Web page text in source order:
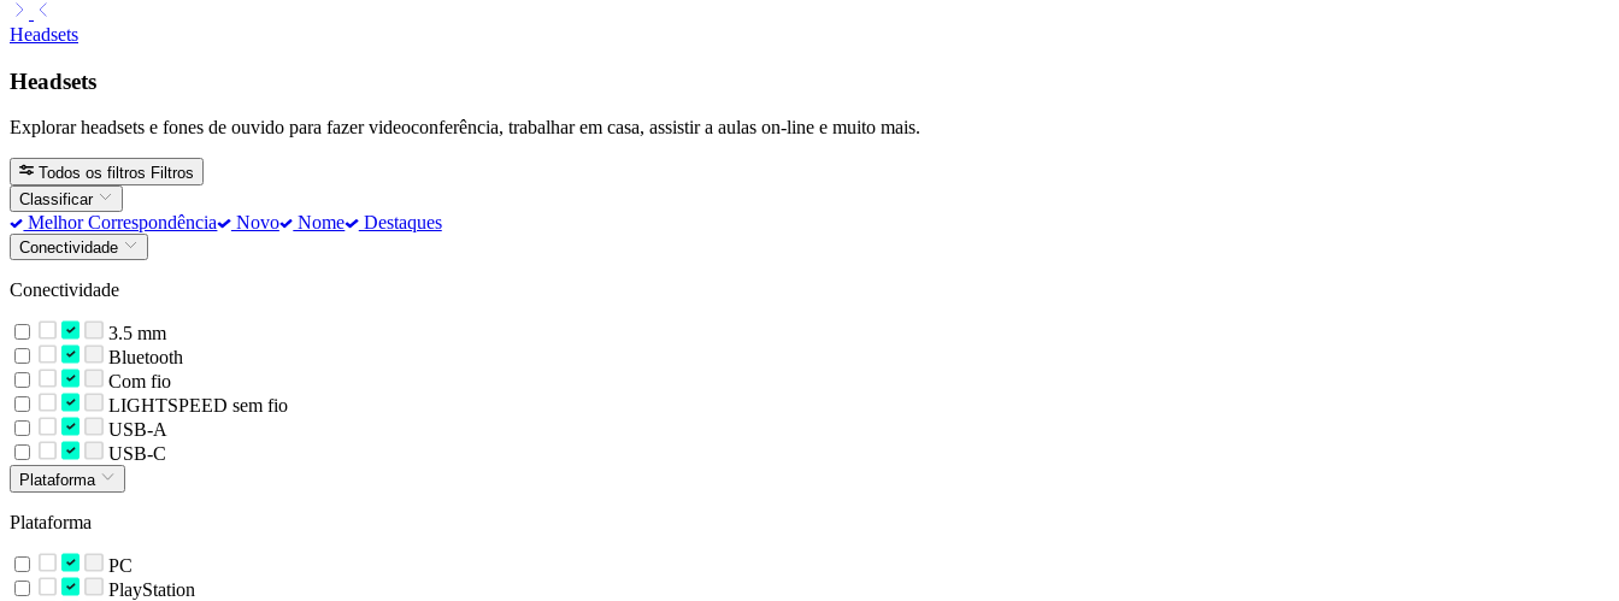
Headsets
Headsets
Explorar headsets e fones de ouvido para fazer videoconferência, trabalhar em casa, assistir a aulas on-line e muito mais.
Todos os filtros Filtros
Classificar
Melhor Correspondência Novo Nome Destaques
Conectividade
Conectividade
3.5 mm
Bluetooth
Com fio
LIGHTSPEED sem fio
USB-A
USB-C
Plataforma
Plataforma
PC
PlayStation